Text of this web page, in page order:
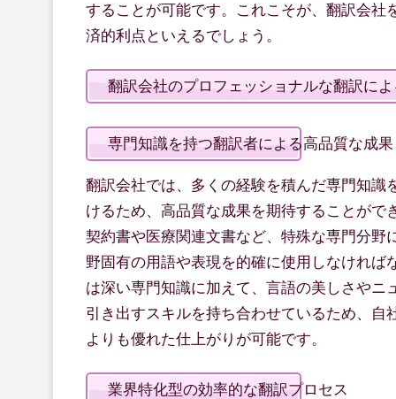
することが可能です。これこそが、翻訳会社
済的利点といえるでしょう。
翻訳会社のプロフェッショナルな翻訳に
専門知識を持つ翻訳者による高品質な成果
翻訳会社では、多くの経験を積んだ専門知識
けるため、高品質な成果を期待することがで
契約書や医療関連文書など、特殊な専門分野
野固有の用語や表現を的確に使用しなければ
は深い専門知識に加えて、言語の美しさやニ
引き出すスキルを持ち合わせているため、自
よりも優れた仕上がりが可能です。
業界特化型の効率的な翻訳プロセス